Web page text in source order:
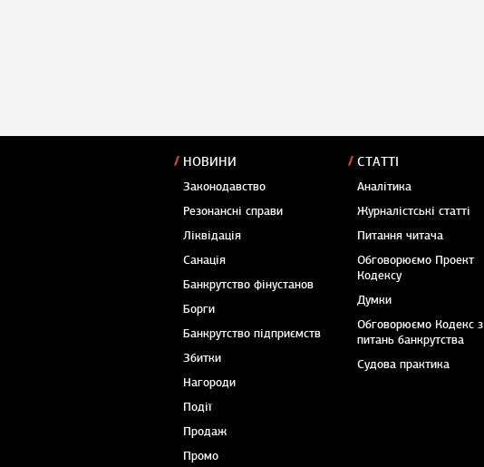
НОВИНИ
Законодавство
Резонансні справи
Ліквідація
Санація
Банкрутство фінустанов
Борги
Банкрутство підприємств
Збитки
Нагороди
Події
Продаж
Промо
СТАТТІ
Аналітика
Журналістські статті
Питання читача
Обговорюємо Проект
Кодексу
Думки
Обговорюємо Кодекс з
питань банкрутства
Судова практика